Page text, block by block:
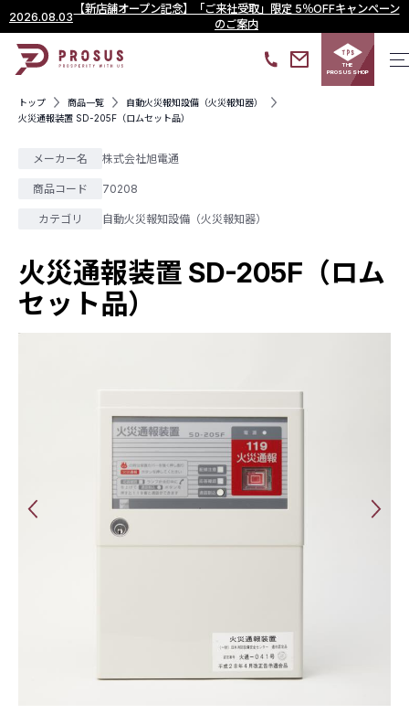
2026.08.03
【新店舗オープン記念】「ご来社受取」限定 5％OFFキャンペーン
のご案内
THE
PROSUS SHOP
トップ 商品一覧
自動火災報知設備（火災報知器）
火災通報装置 SD-205F（ロムセット品）
メーカー名 株式会社旭電通
商品コード 70208
カテゴリ 自動火災報知設備（火災報知器）
火災通報装置 SD-205F（ロム
セット品）